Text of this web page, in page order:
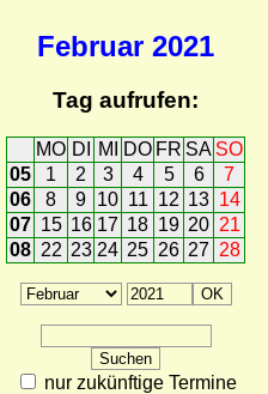
Februar 2021
Tag aufrufen:
MO DI MI DO FR SA SO
05
1 2 3 4 5 6
7
06
8 9 10 11 12 13 14
07 15 16 17 18 19 20 21
08 22 23 24 25 26 27 28
nur zukünftige Termine